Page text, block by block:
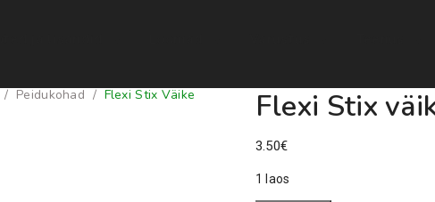
/ Peidukohad / Flexi Stix Väike Flexi Stix
3.50€
1 laos